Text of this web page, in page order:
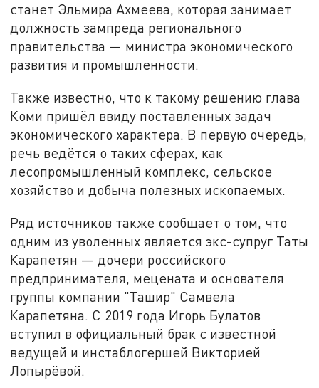
станет Эльмира Ахмеева, которая занимает
должность зампреда регионального
правительства — министра экономического
развития и промышленности.
Также известно, что к такому решению глава
Коми пришёл ввиду поставленных задач
экономического характера. В первую очередь,
речь ведётся о таких сферах, как
лесопромышленный комплекс, сельское
хозяйство и добыча полезных ископаемых.
Ряд источников также сообщает о том, что
одним из уволенных является экс-супруг Таты
Карапетян — дочери российского
предпринимателя, мецената и основателя
группы компании "Ташир" Самвела
Карапетяна. С 2019 года Игорь Булатов
вступил в официальный брак с известной
ведущей и инстаблогершей Викторией
Лопырёвой.